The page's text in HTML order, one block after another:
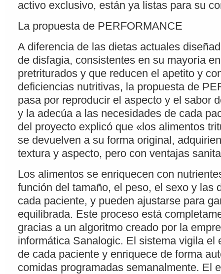
activo exclusivo, están ya listas para su
La propuesta de PERFORMANCE
A diferencia de las dietas actuales
de disfagia, consistentes en su mayoría
pretriturados y que reducen el apetito y
deficiencias nutritivas, la propuesta de
pasa por reproducir el aspecto y el sabor
y la adecúa a las necesidades de cada
del proyecto explicó que «los alimentos
se devuelven a su forma original,
textura y aspecto, pero con ventajas
Los alimentos se enriquecen con
función del tamaño, el peso, el sexo y las
cada paciente, y pueden ajustarse para
equilibrada. Este proceso está
gracias a un algoritmo creado por la
informática Sanalogic. El sistema vigila el
de cada paciente y enriquece de forma
comidas programadas semanalmente. El